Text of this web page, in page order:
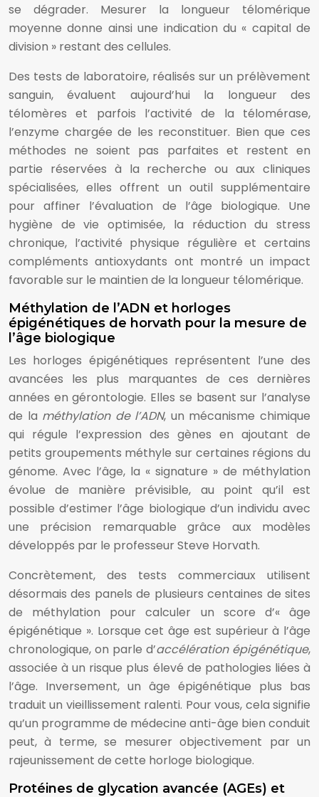
se dégrader. Mesurer la longueur télomérique
moyenne donne ainsi une indication du « capital de
division » restant des cellules.
Des tests de laboratoire, réalisés sur un prélèvement
sanguin, évaluent aujourd’hui la longueur des
télomères et parfois l’activité de la télomérase,
l’enzyme chargée de les reconstituer. Bien que ces
méthodes ne soient pas parfaites et restent en
partie réservées à la recherche ou aux cliniques
spécialisées, elles offrent un outil supplémentaire
pour affiner l’évaluation de l’âge biologique. Une
hygiène de vie optimisée, la réduction du stress
chronique, l’activité physique régulière et certains
compléments antioxydants ont montré un impact
favorable sur le maintien de la longueur télomérique.
Méthylation de l’ADN et horloges
épigénétiques de horvath pour la mesure de
l’âge biologique
Les horloges épigénétiques représentent l’une des
avancées les plus marquantes de ces dernières
années en gérontologie. Elles se basent sur l’analyse
de la méthylation de l’ADN, un mécanisme chimique
qui régule l’expression des gènes en ajoutant de
petits groupements méthyle sur certaines régions du
génome. Avec l’âge, la « signature » de méthylation
évolue de manière prévisible, au point qu’il est
possible d’estimer l’âge biologique d’un individu avec
une précision remarquable grâce aux modèles
développés par le professeur Steve Horvath.
Concrètement, des tests commerciaux utilisent
désormais des panels de plusieurs centaines de sites
de méthylation pour calculer un score d’« âge
épigénétique ». Lorsque cet âge est supérieur à l’âge
chronologique, on parle d’accélération épigénétique,
associée à un risque plus élevé de pathologies liées à
l’âge. Inversement, un âge épigénétique plus bas
traduit un vieillissement ralenti. Pour vous, cela signifie
qu’un programme de médecine anti-âge bien conduit
peut, à terme, se mesurer objectivement par un
rajeunissement de cette horloge biologique.
Protéines de glycation avancée (AGEs) et